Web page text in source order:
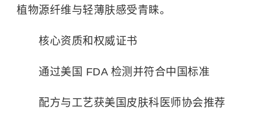
植物源纤维与轻薄肤感受青睐。
核心资质和权威证书
通过美国 FDA 检测并符合中国标准
配方与工艺获美国皮肤科医师协会推荐